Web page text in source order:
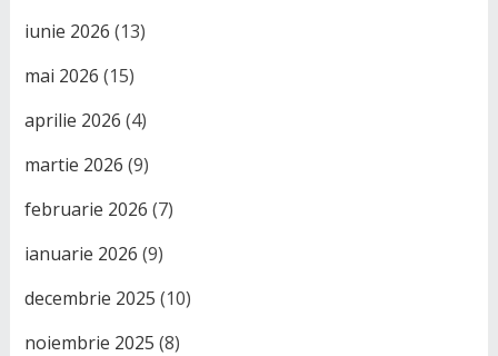
iunie 2026 (13)
mai 2026 (15)
aprilie 2026 (4)
martie 2026 (9)
februarie 2026 (7)
ianuarie 2026 (9)
decembrie 2025 (10)
noiembrie 2025 (8)